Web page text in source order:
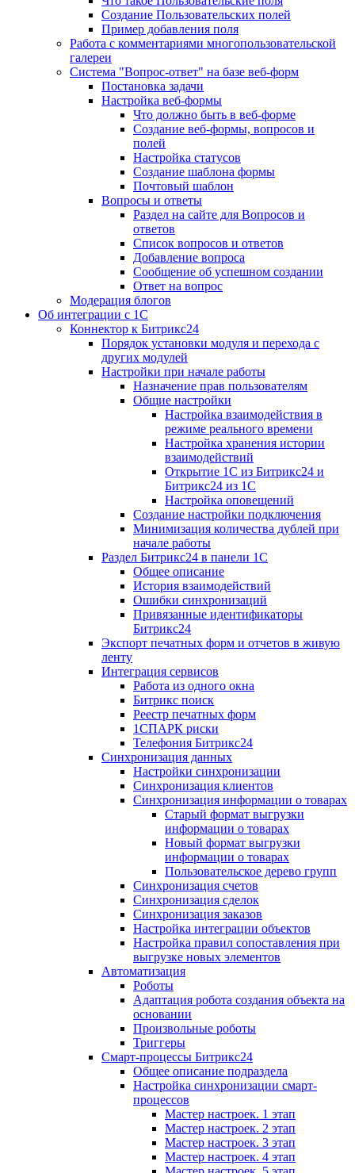
Создание Пользовательских полей
Пример добавления поля
Работа с комментариями многопользовательской
галереи
Система "Вопрос-ответ" на базе веб-форм
Постановка задачи
Настройка веб-формы
Что должно быть в веб-форме
Создание веб-формы, вопросов и
полей
Настройка статусов
Создание шаблона формы
Почтовый шаблон
Вопросы и ответы
Раздел на сайте для Вопросов и
ответов
Список вопросов и ответов
Добавление вопроса
Сообщение об успешном создании
Ответ на вопрос
Модерация блогов
Об интеграции с 1С
Коннектор к Битрикс24
Порядок установки модуля и перехода с
других модулей
Настройки при начале работы
Назначение прав пользователям
Общие настройки
Настройка взаимодействия в
режиме реального времени
Настройка хранения истории
взаимодействий
Открытие 1С из Битрикс24 и
Битрикс24 из 1С
Настройка оповещений
Создание настройки подключения
Минимизация количества дублей при
начале работы
Раздел Битрикс24 в панели 1С
Общее описание
История взаимодействий
Ошибки синхронизаций
Привязанные идентификаторы
Битрикс24
Экспорт печатных форм и отчетов в живую
ленту
Интеграция сервисов
Работа из одного окна
Битрикс поиск
Реестр печатных форм
1СПАРК риски
Телефония Битрикс24
Синхронизация данных
Настройки синхронизации
Синхронизация клиентов
Синхронизация информации о товарах
Старый формат выгрузки
информации о товарах
Новый формат выгрузки
информации о товарах
Пользовательское дерево групп
Синхронизация счетов
Синхронизация сделок
Синхронизация заказов
Настройка интеграции объектов
Настройка правил сопоставления при
выгрузке новых элементов
Автоматизация
Роботы
Адаптация робота создания объекта на
основании
Произвольные роботы
Триггеры
Смарт-процессы Битрикс24
Общее описание подраздела
Настройка синхронизации смарт-
процессов
Мастер настроек. 1 этап
Мастер настроек. 2 этап
Мастер настроек. 3 этап
Мастер настроек. 4 этап